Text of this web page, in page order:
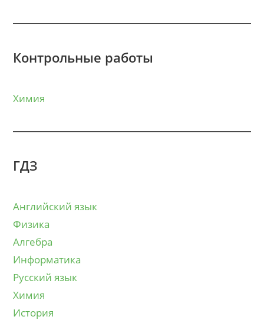
Контрольные работы
Химия
ГДЗ
Английский язык
Физика
Алгебра
Информатика
Русский язык
Химия
История